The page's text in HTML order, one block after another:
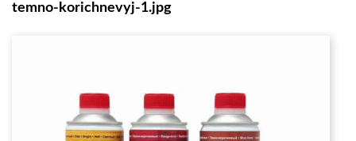
temno-korichnevyj-1.jpg